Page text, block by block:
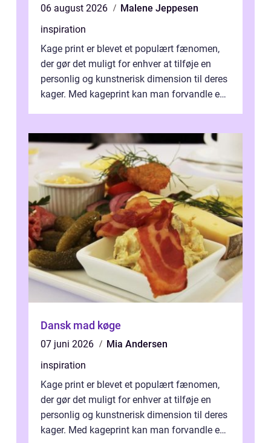
06 august 2026
Malene Jeppesen
inspiration
Kage print er blevet et populært fænomen,
der gør det muligt for enhver at tilføje en
personlig og kunstnerisk dimension til deres
kager. Med kageprint kan man forvandle en
Dansk mad køge
07 juni 2026
Mia Andersen
inspiration
Kage print er blevet et populært fænomen,
der gør det muligt for enhver at tilføje en
personlig og kunstnerisk dimension til deres
kager. Med kageprint kan man forvandle en